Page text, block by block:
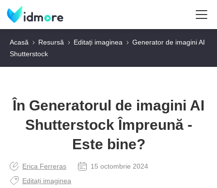
Acasă Resursă Editați imaginea
Generator de imagini AI
Shutterstock
În Generatorul de imagini AI
Shutterstock Împreună -
Este bine?
Erica Ferreras
15 octombrie 2024
Editați imaginea